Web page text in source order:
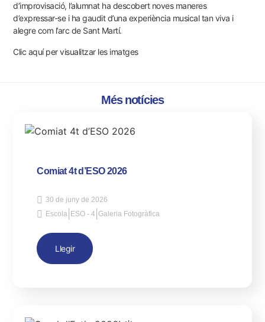
d’improvisació, l’alumnat ha descobert noves maneres
d’expressar-se i ha gaudit d’una experiència musical tan viva i
alegre com l’arc de Sant Martí.
Clic aquí per visualitzar les imatges
Més notícies
Comiat 4t d’ESO 2026
30 de juny de 2026
Escola ESO - 4 |Galeria Fotogràfica
Llegir